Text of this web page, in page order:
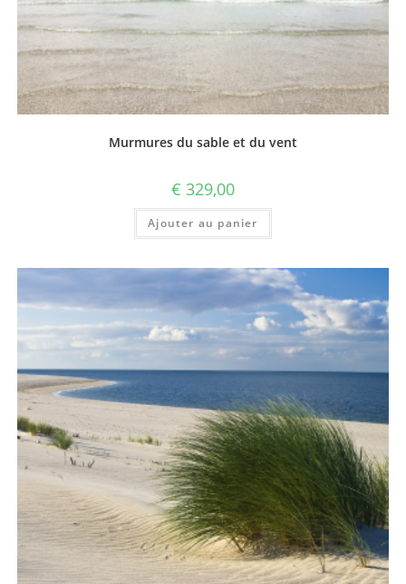
Murmures du sable et du vent
€ 329,00
Ajouter au panier